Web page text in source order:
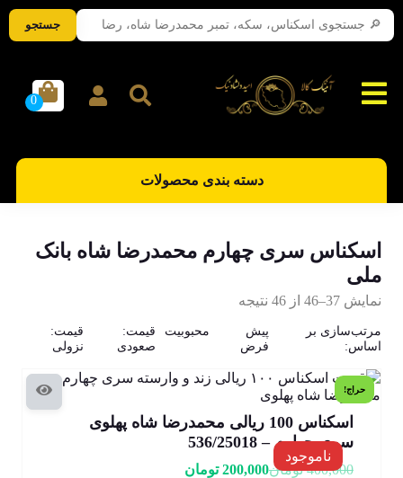
دسته بندی محصولات
اسکناس سری چهارم محمدرضا شاه بانک
ملی
نمایش 37–46 از 46 نتیجه
مرتب‌سازی بر
اساس:
پیش
فرض
محبوبیت
قیمت:
صعودی
قیمت:
نزولی
حراج!
ناموجود
اسکناس 100 ریالی محمدرضا شاه پهلوی
سری چهارم – 536/25018
400,000 تومان200,000 تومان
جستجو